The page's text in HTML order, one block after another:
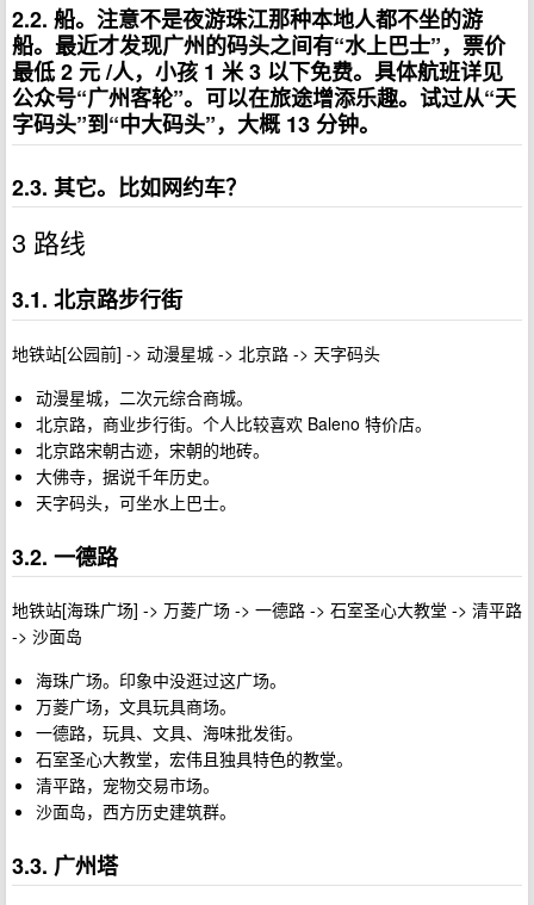
2.2. 船。注意不是夜游珠江那种本地人都不坐的游
船。最近才发现广州的码头之间有“水上巴士”，票价
最低 2 元 /人，小孩 1 米 3 以下免费。具体航班详见
公众号“广州客轮”。可以在旅途增添乐趣。试过从“天
字码头”到“中大码头”，大概 13 分钟。
2.3. 其它。比如网约车？
3 路线
3.1. 北京路步行街
地铁站[公园前] -> 动漫星城 -> 北京路 -> 天字码头
动漫星城，二次元综合商城。
北京路，商业步行街。个人比较喜欢 Baleno 特价店。
北京路宋朝古迹，宋朝的地砖。
大佛寺，据说千年历史。
天字码头，可坐水上巴士。
3.2. 一德路
地铁站[海珠广场] -> 万菱广场 -> 一德路 -> 石室圣心大教堂 -> 清平路
-> 沙面岛
海珠广场。印象中没逛过这广场。
万菱广场，文具玩具商场。
一德路，玩具、文具、海味批发街。
石室圣心大教堂，宏伟且独具特色的教堂。
清平路，宠物交易市场。
沙面岛，西方历史建筑群。
3.3. 广州塔